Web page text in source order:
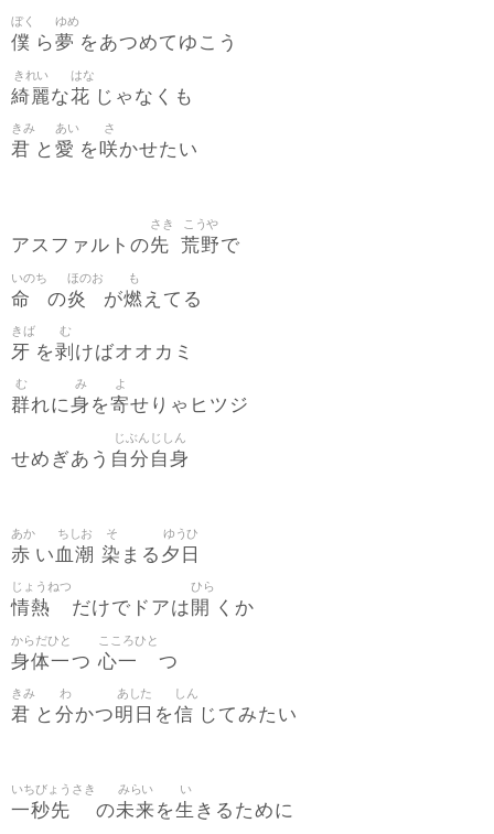
僕
ぼく
ら夢
ゆめ
をあつめてゆこう
綺麗
きれい
な花
はな
じゃなくも
君
きみ
と 愛
あい
を咲
さ
かせたい
アスファルトの先
さき
荒野
こうや
で
命
いのち
の炎
ほのお
が燃
も
えてる
牙
きば
を剥
む
けばオオカミ
群
む
れに身
み
を寄
よ
せりゃヒツジ
せめぎあう 自分自身
じぶんじしん
赤
あか
い 血潮
ちしお
染
そ
まる 夕日
ゆうひ
情熱
じょうねつ
だけでドアは 開
ひら
くか
身体一
からだひと
つ 心一
こころひと
つ
君
きみ
と 分
わ
かつ明日
あした
を信
しん
じてみたい
一秒先
いちびょうさき
の未来
みらい
を生
い
きるために